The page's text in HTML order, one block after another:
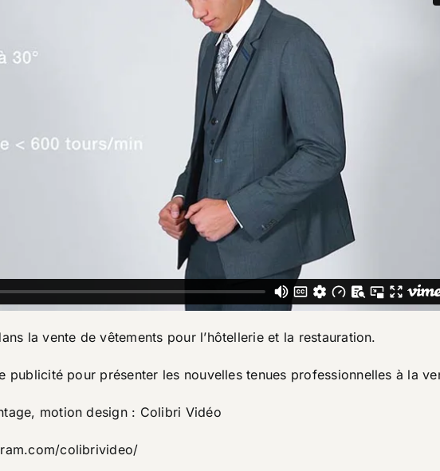
la vente de vêtements pour l’hôtellerie et la restauration.
publicité pour présenter les nouvelles tenues professionnelles à la
motion design : Colibri Vidéo
colibrivideo/